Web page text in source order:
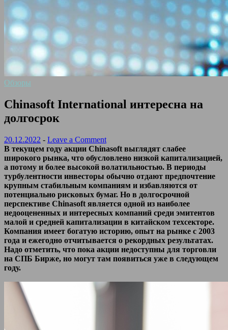
Обзоры
Chinasoft International интересна на
долгосрок
20.12.2022 - Leave a Comment
В текущем году акции Chinasoft выглядят слабее
широкого рынка, что обусловлено низкой капитализацией,
а потому и более высокой волатильностью. В периоды
турбулентности инвесторы обычно отдают предпочтение
крупным стабильным компаниям и избавляются от
потенциально рисковых бумаг. Но в долгосрочной
перспективе Chinasoft является одной из наиболее
недооцененных и интересных компаний среди эмитентов
малой и средней капитализации в китайском техсекторе.
Компания имеет богатую историю, опыт на рынке с 2003
года и ежегодно отчитывается о рекордных результатах.
Надо отметить, что пока акции недоступны для торговли
на СПБ Бирже, но могут там появиться уже в следующем
году.